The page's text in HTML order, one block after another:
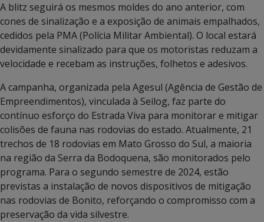
A blitz seguirá os mesmos moldes do ano anterior, com
cones de sinalização e a exposição de animais empalhados,
cedidos pela PMA (Polícia Militar Ambiental). O local estará
devidamente sinalizado para que os motoristas reduzam a
velocidade e recebam as instruções, folhetos e adesivos.
A campanha, organizada pela Agesul (Agência de Gestão de
Empreendimentos), vinculada à Seilog, faz parte do
contínuo esforço do Estrada Viva para monitorar e mitigar
colisões de fauna nas rodovias do estado. Atualmente, 21
trechos de 18 rodovias em Mato Grosso do Sul, a maioria
na região da Serra da Bodoquena, são monitorados pelo
programa. Para o segundo semestre de 2024, estão
previstas a instalação de novos dispositivos de mitigação
nas rodovias de Bonito, reforçando o compromisso com a
preservação da vida silvestre.